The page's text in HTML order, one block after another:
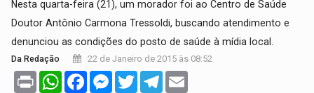
Nesta quarta-feira (21), um morador foi ao Centro de Saúde
Doutor Antônio Carmona Tressoldi, buscando atendimento e
denunciou as condições do posto de saúde à mídia local.
Da Redação 22 de Janeiro de 2015 às 08:52
Print WhatsAppFacebookMessenger
TwitterTelegram